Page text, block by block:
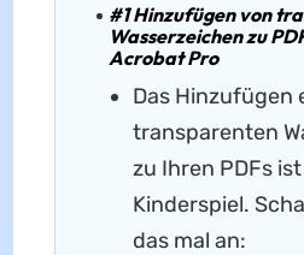
#1 Hinzufügen von
Wasserzeichen zu
Acrobat Pro
Das Hinzufügen
transparenten
zu Ihren PDFs
Kinderspiel.
das mal an: